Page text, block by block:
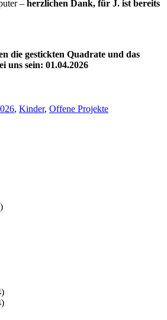
– herzlichen Dank, für J. ist bereits
die gestickten Quadrate und das
uns sein: 01.04.2026
, Kinder, Offene Projekte